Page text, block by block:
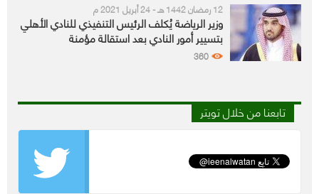
12 رمضان 1442 هـ - 24 أبريل 2021 م
وزير الرياضة يُكلف الرئيس التنفيذي للنادي الأهلي
بتسيير أمور النادي بعد استقالة مؤمنة
360
تابعنا من خلال تويتر